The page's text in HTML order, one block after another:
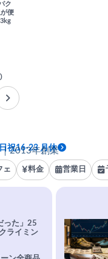
ク
便
2013年創業
祝16-23 月休
ェ 料金 営業日
った」25
ライミン